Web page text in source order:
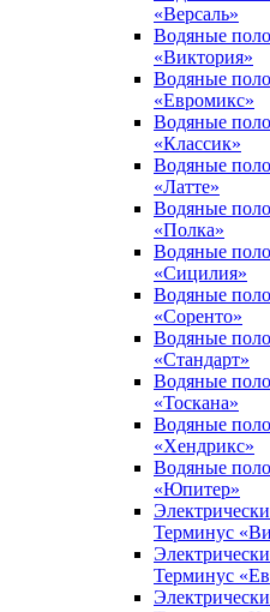
«Версаль»
Водяные
«Виктория»
Водяные
«Евромикс»
Водяные
«Классик»
Водяные
«Латте»
Водяные
«Полка»
Водяные
«Сицилия»
Водяные
«Соренто»
Водяные
«Стандарт»
Водяные
«Тоскана»
Водяные
«Хендрикс»
Водяные
«Юпитер»
Терминус
Терминус